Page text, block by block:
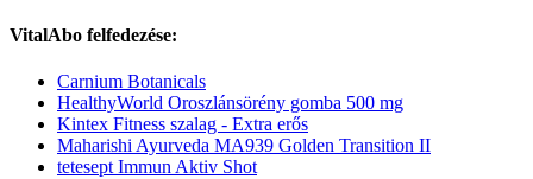
VitalAbo felfedezése:
Carnium Botanicals
HealthyWorld Oroszlánsörény gomba 500 mg
Kintex Fitness szalag - Extra erős
Maharishi Ayurveda MA939 Golden Transition II
tetesept Immun Aktiv Shot